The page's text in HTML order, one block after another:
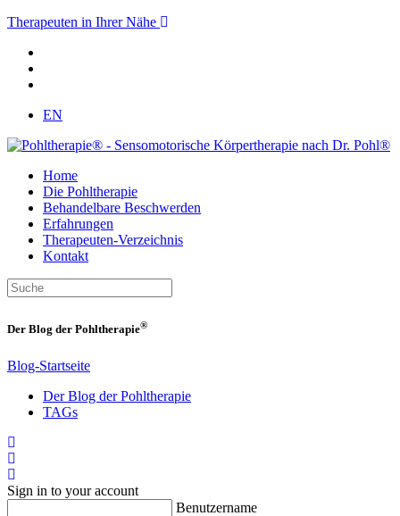
Therapeuten in Ihrer Nähe
EN
Home
Die Pohltherapie
Behandelbare Beschwerden
Erfahrungen
Therapeuten-Verzeichnis
Kontakt
Der Blog der Pohltherapie®
Blog-Startseite
Der Blog der Pohltherapie
TAGs
Sign in to your account
Benutzername